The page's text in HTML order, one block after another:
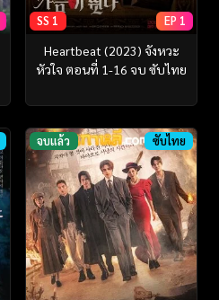
SS 1 EP 1
Heartbeat (2023) จังหวะ
หัวใจ ตอนที่ 1-16 จบ ซับไทย
จบแล้ว ซับไทย